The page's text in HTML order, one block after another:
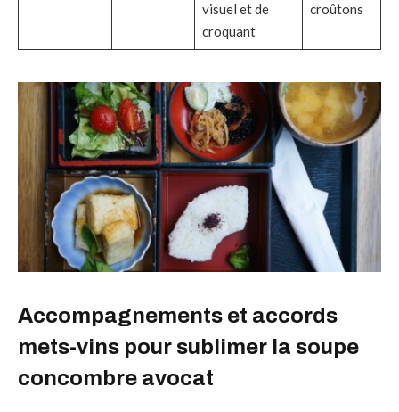
visuel et de
croquant
croûtons
Accompagnements et accords
mets-vins pour sublimer la soupe
concombre avocat